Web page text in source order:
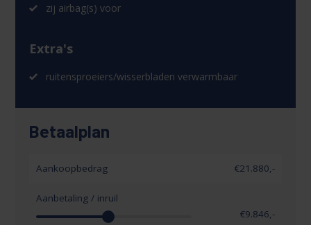
zij airbag(s) voor
Extra's
ruitensproeiers/wisserbladen verwarmbaar
Betaalplan
Aankoopbedrag €21.880,-
Aanbetaling / inruil
€9.846 ,-